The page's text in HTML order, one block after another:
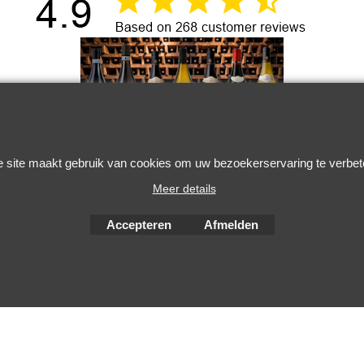
ShopFactory webwinkel
software.
site maakt gebruik van cookies om uw bezoekerservaring te
Meer details
Accepteren Afmelden